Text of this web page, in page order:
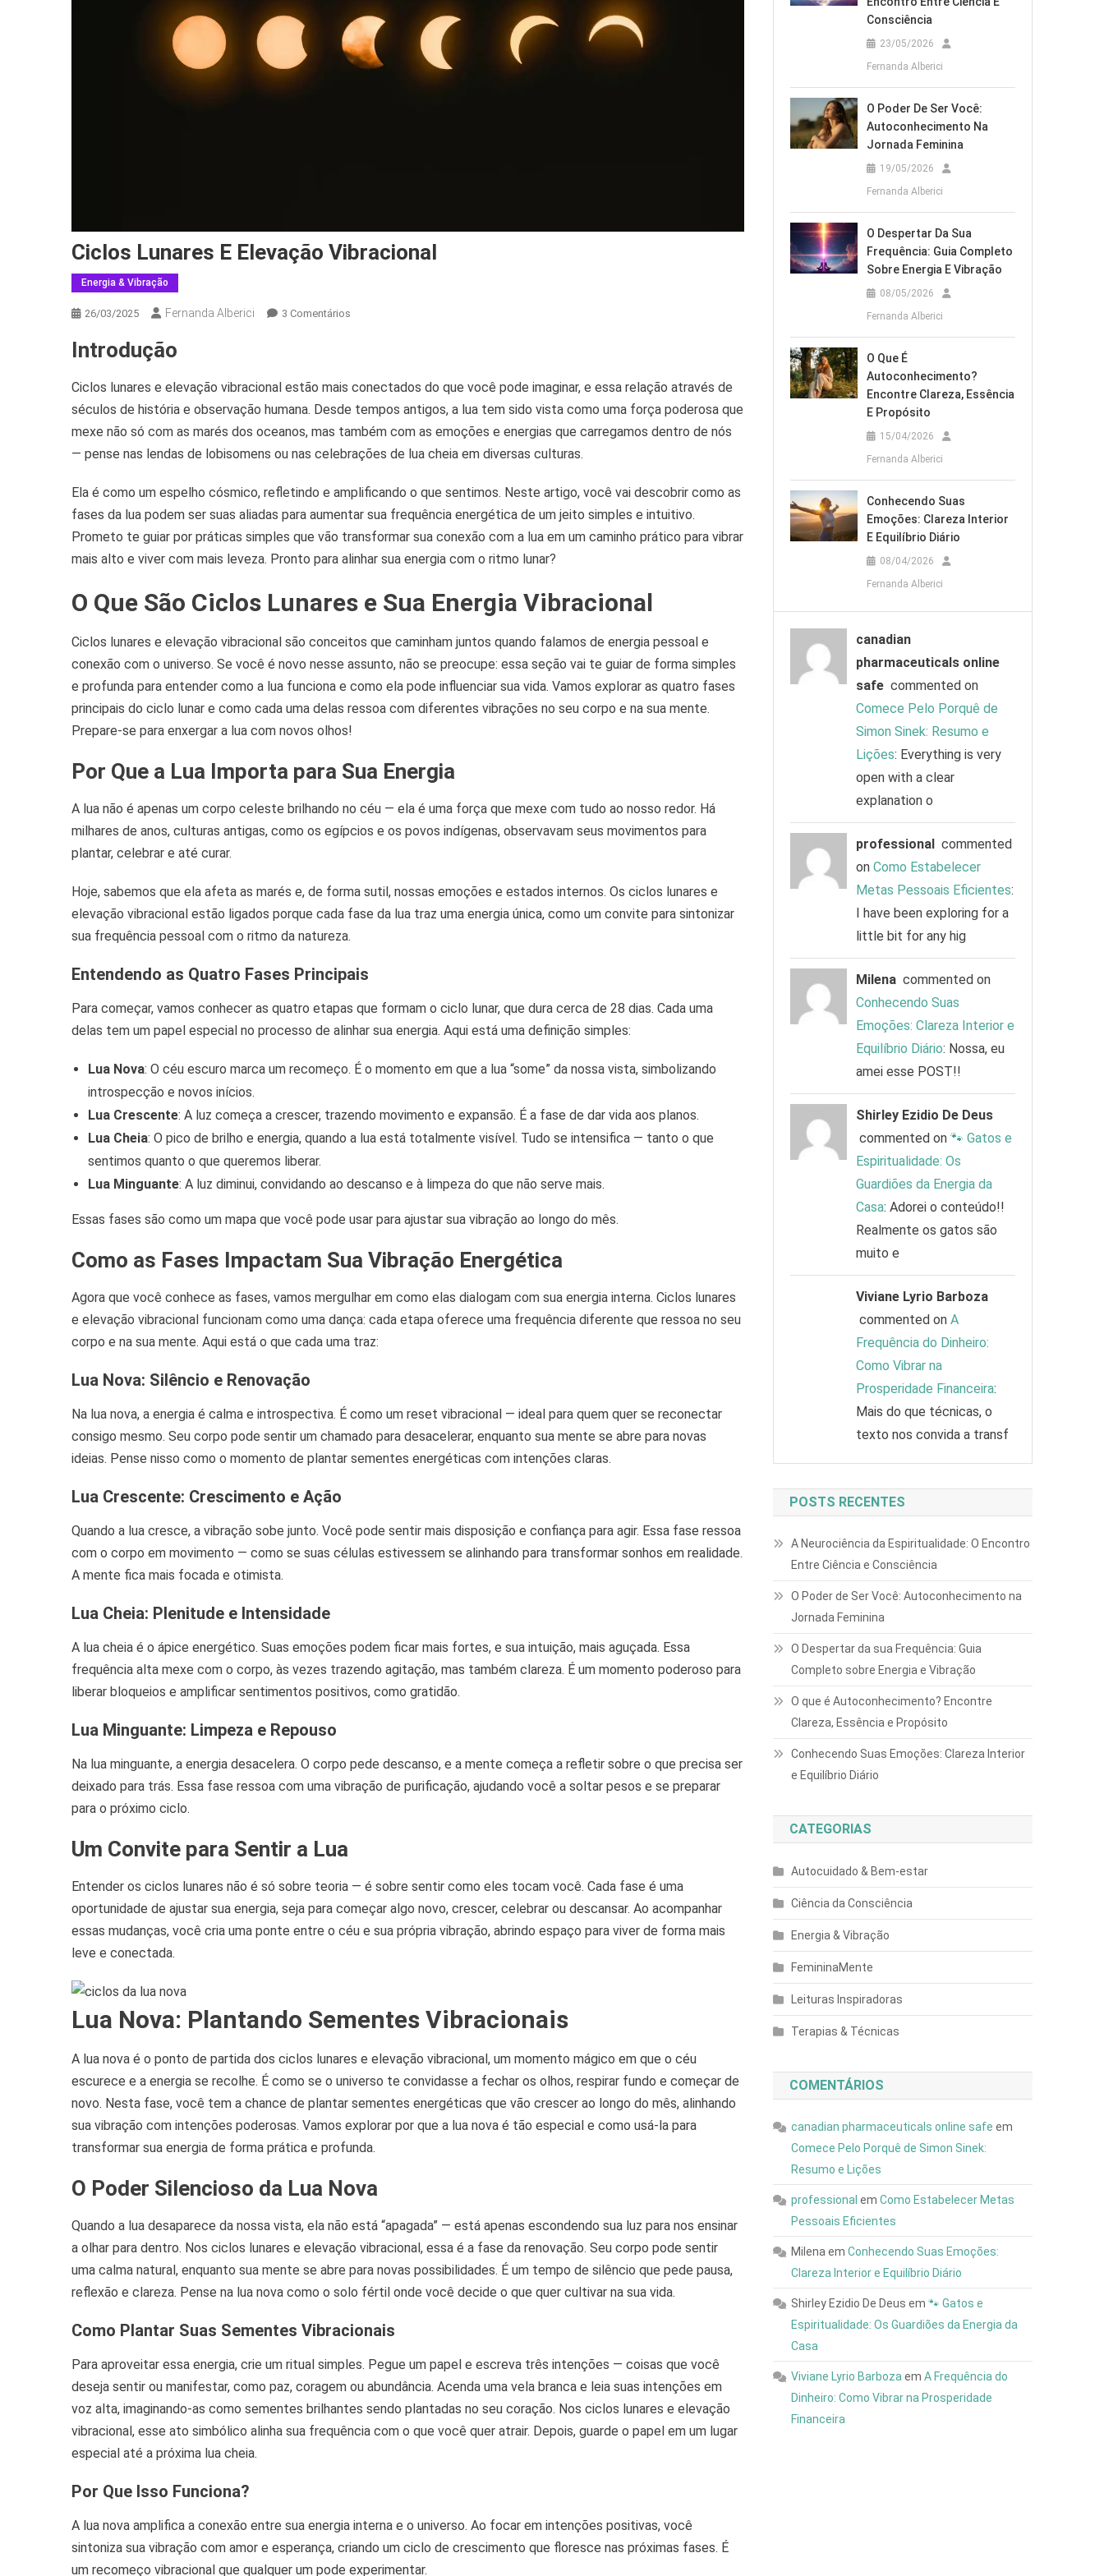
Ciclos Lunares E Elevação Vibracional
Energia & Vibração
26/03/2025 Fernanda Alberici 3 Comentários
Elevação
Vibracional
Introdução
Ciclos lunares e elevação vibracional estão mais conectados do que você pode imaginar, e essa relação através de
séculos de história e observação humana. Desde tempos antigos, a lua tem sido vista como uma força poderosa que
mexe não só com as marés dos oceanos, mas também com as emoções e energias que carregamos dentro de nós
— pense nas lendas de lobisomens ou nas celebrações de lua cheia em diversas culturas.
Ela é como um espelho cósmico, refletindo e amplificando o que sentimos. Neste artigo, você vai descobrir como as
fases da lua podem ser suas aliadas para aumentar sua frequência energética de um jeito simples e intuitivo.
Prometo te guiar por práticas simples que vão transformar sua conexão com a lua em um caminho prático para vibrar
mais alto e viver com mais leveza. Pronto para alinhar sua energia com o ritmo lunar?
O Que São Ciclos Lunares e Sua Energia Vibracional
Ciclos lunares e elevação vibracional são conceitos que caminham juntos quando falamos de energia pessoal e
conexão com o universo. Se você é novo nesse assunto, não se preocupe: essa seção vai te guiar de forma simples
e profunda para entender como a lua funciona e como ela pode influenciar sua vida. Vamos explorar as quatro fases
principais do ciclo lunar e como cada uma delas ressoa com diferentes vibrações no seu corpo e na sua mente.
Prepare-se para enxergar a lua com novos olhos!
Por Que a Lua Importa para Sua Energia
A lua não é apenas um corpo celeste brilhando no céu — ela é uma força que mexe com tudo ao nosso redor. Há
milhares de anos, culturas antigas, como os egípcios e os povos indígenas, observavam seus movimentos para
plantar, celebrar e até curar.
Hoje, sabemos que ela afeta as marés e, de forma sutil, nossas emoções e estados internos. Os ciclos lunares e
elevação vibracional estão ligados porque cada fase da lua traz uma energia única, como um convite para sintonizar
sua frequência pessoal com o ritmo da natureza.
Entendendo as Quatro Fases Principais
Para começar, vamos conhecer as quatro etapas que formam o ciclo lunar, que dura cerca de 28 dias. Cada uma
delas tem um papel especial no processo de alinhar sua energia. Aqui está uma definição simples:
Lua Nova: O céu escuro marca um recomeço. É o momento em que a lua “some” da nossa vista, simbolizando
introspecção e novos inícios.
Lua Crescente: A luz começa a crescer, trazendo movimento e expansão. É a fase de dar vida aos planos.
Lua Cheia: O pico de brilho e energia, quando a lua está totalmente visível. Tudo se intensifica — tanto o que
sentimos quanto o que queremos liberar.
Lua Minguante: A luz diminui, convidando ao descanso e à limpeza do que não serve mais.
Essas fases são como um mapa que você pode usar para ajustar sua vibração ao longo do mês.
Como as Fases Impactam Sua Vibração Energética
Agora que você conhece as fases, vamos mergulhar em como elas dialogam com sua energia interna. Ciclos lunares
e elevação vibracional funcionam como uma dança: cada etapa oferece uma frequência diferente que ressoa no seu
corpo e na sua mente. Aqui está o que cada uma traz:
Lua Nova: Silêncio e Renovação
Na lua nova, a energia é calma e introspectiva. É como um reset vibracional — ideal para quem quer se reconectar
consigo mesmo. Seu corpo pode sentir um chamado para desacelerar, enquanto sua mente se abre para novas
ideias. Pense nisso como o momento de plantar sementes energéticas com intenções claras.
Lua Crescente: Crescimento e Ação
Quando a lua cresce, a vibração sobe junto. Você pode sentir mais disposição e confiança para agir. Essa fase ressoa
com o corpo em movimento — como se suas células estivessem se alinhando para transformar sonhos em realidade.
A mente fica mais focada e otimista.
Lua Cheia: Plenitude e Intensidade
A lua cheia é o ápice energético. Suas emoções podem ficar mais fortes, e sua intuição, mais aguçada. Essa
frequência alta mexe com o corpo, às vezes trazendo agitação, mas também clareza. É um momento poderoso para
liberar bloqueios e amplificar sentimentos positivos, como gratidão.
Lua Minguante: Limpeza e Repouso
Na lua minguante, a energia desacelera. O corpo pede descanso, e a mente começa a refletir sobre o que precisa ser
deixado para trás. Essa fase ressoa com uma vibração de purificação, ajudando você a soltar pesos e se preparar
para o próximo ciclo.
Um Convite para Sentir a Lua
Entender os ciclos lunares não é só sobre teoria — é sobre sentir como eles tocam você. Cada fase é uma
oportunidade de ajustar sua energia, seja para começar algo novo, crescer, celebrar ou descansar. Ao acompanhar
essas mudanças, você cria uma ponte entre o céu e sua própria vibração, abrindo espaço para viver de forma mais
leve e conectada.
Lua Nova: Plantando Sementes Vibracionais
A lua nova é o ponto de partida dos ciclos lunares e elevação vibracional, um momento mágico em que o céu
escurece e a energia se recolhe. É como se o universo te convidasse a fechar os olhos, respirar fundo e começar de
novo. Nesta fase, você tem a chance de plantar sementes energéticas que vão crescer ao longo do mês, alinhando
sua vibração com intenções poderosas. Vamos explorar por que a lua nova é tão especial e como usá-la para
transformar sua energia de forma prática e profunda.
O Poder Silencioso da Lua Nova
Quando a lua desaparece da nossa vista, ela não está “apagada” — está apenas escondendo sua luz para nos ensinar
a olhar para dentro. Nos ciclos lunares e elevação vibracional, essa é a fase da renovação. Seu corpo pode sentir
uma calma natural, enquanto sua mente se abre para novas possibilidades. É um tempo de silêncio que pede pausa,
reflexão e clareza. Pense na lua nova como o solo fértil onde você decide o que quer cultivar na sua vida.
Como Plantar Suas Sementes Vibracionais
Para aproveitar essa energia, crie um ritual simples. Pegue um papel e escreva três intenções — coisas que você
deseja sentir ou manifestar, como paz, coragem ou abundância. Acenda uma vela branca e leia suas intenções em
voz alta, imaginando-as como sementes brilhantes sendo plantadas no seu coração. Nos ciclos lunares e elevação
vibracional, esse ato simbólico alinha sua frequência com o que você quer atrair. Depois, guarde o papel em um lugar
especial até a próxima lua cheia.
Por Que Isso Funciona?
A lua nova amplifica a conexão entre sua energia interna e o universo. Ao focar em intenções positivas, você
sintoniza sua vibração com amor e esperança, criando um ciclo de crescimento que floresce nas próximas fases. É
um recomeço vibracional que qualquer um pode experimentar.
Consciência
23/05/2026
Fernanda Alberici
O Poder De Ser Você:
Autoconhecimento Na
Jornada Feminina
19/05/2026
Fernanda Alberici
O Despertar Da Sua
Frequência: Guia Completo
Sobre Energia E Vibração
08/05/2026
Fernanda Alberici
O Que É
Autoconhecimento?
Encontre Clareza, Essência
E Propósito
15/04/2026
Fernanda Alberici
Conhecendo Suas
Emoções: Clareza Interior
E Equilíbrio Diário
08/04/2026
Fernanda Alberici
canadian
pharmaceuticals online
safecommented on
Comece Pelo Porquê de
Simon Sinek: Resumo e
Lições: Everything is very
open with a clear
explanation o
professionalcommented
on Como Estabelecer
Metas Pessoais Eficientes:
I have been exploring for a
little bit for any hig
Milenacommented on
Conhecendo Suas
Emoções: Clareza Interior e
Equilíbrio Diário: Nossa, eu
amei esse POST!!
Shirley Ezidio De Deus
commented on 🐾 Gatos e
Espiritualidade: Os
Guardiões da Energia da
Casa: Adorei o conteúdo!!
Realmente os gatos são
muito e
Viviane Lyrio Barboza
commented on A
Frequência do Dinheiro:
Como Vibrar na
Prosperidade Financeira:
Mais do que técnicas, o
texto nos convida a transf
POSTS RECENTES
A Neurociência da Espiritualidade: O Encontro
Entre Ciência e Consciência
O Poder de Ser Você: Autoconhecimento na
Jornada Feminina
O Despertar da sua Frequência: Guia
Completo sobre Energia e Vibração
O que é Autoconhecimento? Encontre
Clareza, Essência e Propósito
Conhecendo Suas Emoções: Clareza Interior
e Equilíbrio Diário
CATEGORIAS
Autocuidado & Bem-estar
Ciência da Consciência
Energia & Vibração
FemininaMente
Leituras Inspiradoras
Terapias & Técnicas
COMENTÁRIOS
canadian pharmaceuticals online safe em
Comece Pelo Porquê de Simon Sinek:
Resumo e Lições
professional emComo Estabelecer Metas
Pessoais Eficientes
Milena emConhecendo Suas Emoções:
Clareza Interior e Equilíbrio Diário
Shirley Ezidio De Deus em🐾 Gatos e
Espiritualidade: Os Guardiões da Energia da
Casa
Viviane Lyrio Barboza emA Frequência do
Dinheiro: Como Vibrar na Prosperidade
Financeira